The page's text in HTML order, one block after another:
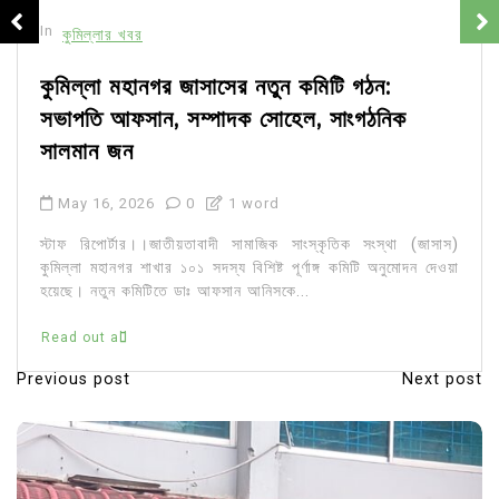
In কুমিল্লার খবর
কুমিল্লা মহানগর জাসাসের নতুন কমিটি গঠন:
সভাপতি আফসান, সম্পাদক সোহেল, সাংগঠনিক
সালমান জন
May 16, 2026 0 1 word
স্টাফ রিপোর্টার।।জাতীয়তাবাদী সামাজিক সাংস্কৃতিক সংস্থা (জাসাস)
কুমিল্লা মহানগর শাখার ১০১ সদস্য বিশিষ্ট পূর্ণাঙ্গ কমিটি অনুমোদন দেওয়া
হয়েছে। নতুন কমিটিতে ডাঃ আফসান আনিসকে...
Read out all
P
o
t
Previous post Next post